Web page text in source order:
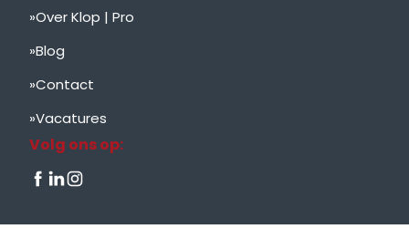
Over Klop | Pro
Blog
Contact
Vacatures
Volg ons op: